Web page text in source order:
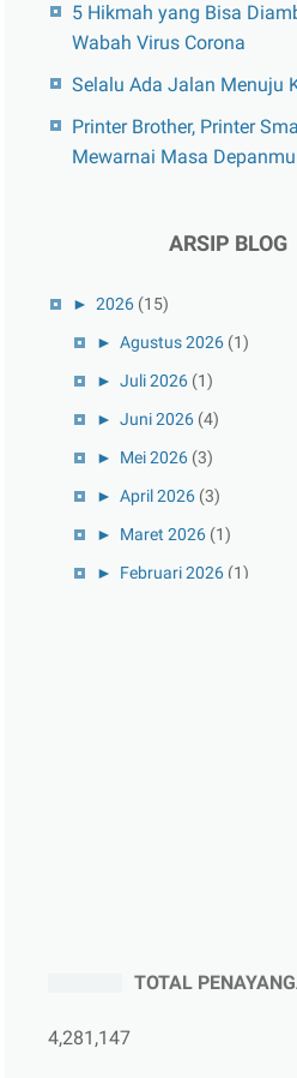
5 Hikmah yang Bisa
Wabah Virus Corona
Selalu Ada Jalan Menuju
Printer Brother, Printer
Mewarnai Masa Depanmu
ARSIP BLOG
► 2026 (15)
► Agustus 2026 (1)
► Juli 2026 (1)
► Juni 2026 (4)
► Mei 2026 (3)
► April 2026 (3)
► Maret 2026 (1)
► Februari 2026 (1)
April 2025 (5)
Biografi : Memi...
TOTAL
4,281,147